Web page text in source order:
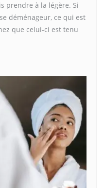
prendre à la légère. Si
déménageur, ce qui est
que celui-ci est tenu